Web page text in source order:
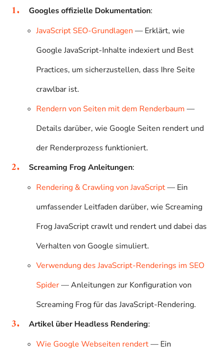
Googles offizielle Dokumentation:
JavaScript SEO-Grundlagen — Erklärt, wie
Google JavaScript-Inhalte indexiert und Best
Practices, um sicherzustellen, dass Ihre Seite
crawlbar ist.
Rendern von Seiten mit dem Renderbaum —
Details darüber, wie Google Seiten rendert und
der Renderprozess funktioniert.
Screaming Frog Anleitungen:
Rendering & Crawling von JavaScript— Ein
umfassender Leitfaden darüber, wie Screaming
Frog JavaScript crawlt und rendert und dabei das
Verhalten von Google simuliert.
Verwendung des JavaScript-Renderings im SEO
Spider— Anleitungen zur Konfiguration von
Screaming Frog für das JavaScript-Rendering.
Artikel über Headless Rendering:
Wie Google Webseiten rendert— Ein